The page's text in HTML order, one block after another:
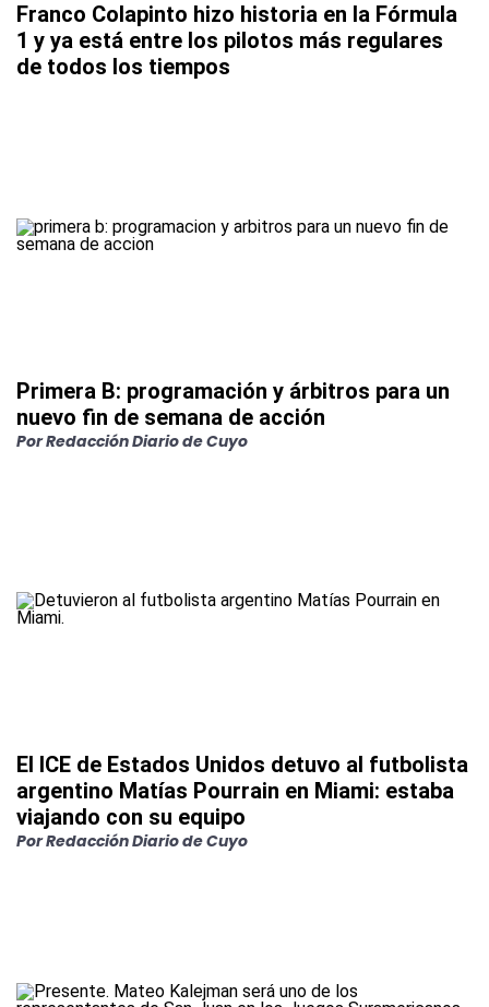
Franco Colapinto hizo historia en la Fórmula
1 y ya está entre los pilotos más regulares
de todos los tiempos
Primera B: programación y árbitros para un
nuevo fin de semana de acción
PorRedacción Diario de Cuyo
El ICE de Estados Unidos detuvo al futbolista
argentino Matías Pourrain en Miami: estaba
viajando con su equipo
PorRedacción Diario de Cuyo